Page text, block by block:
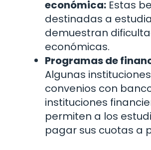
económica: Estas
destinadas a
demuestran
económicas.
Programas de
Algunas
convenios con
instituciones
permiten a los
pagar sus cuotas a